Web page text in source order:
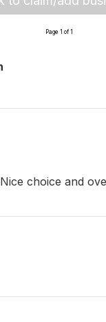
Page 1 of 1
choice and